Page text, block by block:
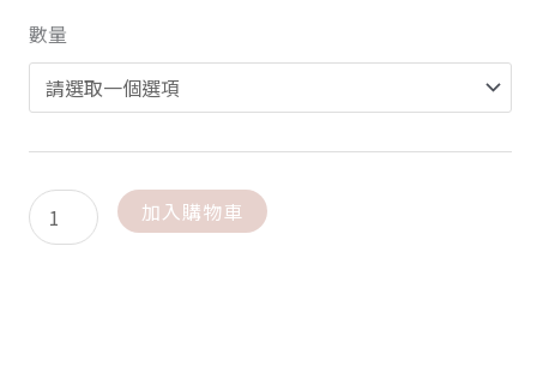
範
圍：
數量
黑
芝
麻
量
加入購物車